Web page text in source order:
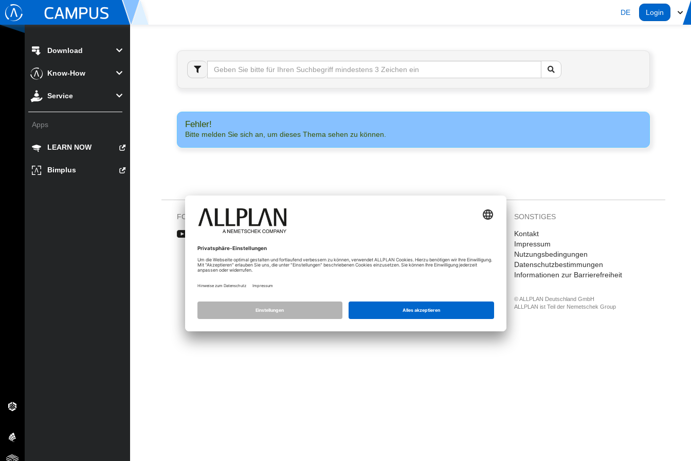
DE Login
Download
Know-How
Service
Apps
LEARN NOW
Bimplus
Fehler!
Bitte melden Sie sich an, um dieses Thema sehen zu können.
FOLGEN SIE UNS AUF
Datenschutz Einstellungen
SONSTIGES
Kontakt
Impressum
Nutzungsbedingungen
Datenschutzbestimmungen
Informationen zur Barrierefreiheit
© ALLPLAN Deutschland GmbH
ALLPLAN ist Teil der Nemetschek Group